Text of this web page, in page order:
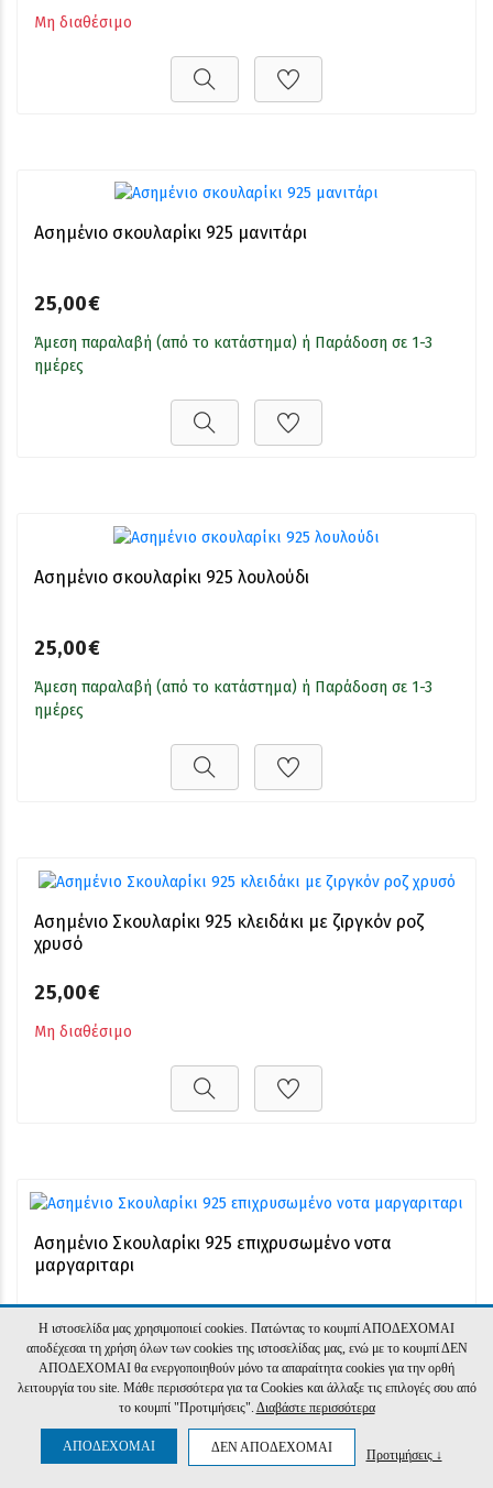
Μη διαθέσιμο
Ασημένιο σκουλαρίκι 925 μανιτάρι
25,00€
Άμεση παραλαβή (από το κατάστημα) ή Παράδοση σε 1-3
ημέρες
Ασημένιο σκουλαρίκι 925 λουλούδι
25,00€
Άμεση παραλαβή (από το κατάστημα) ή Παράδοση σε 1-3
ημέρες
Ασημένιο Σκουλαρίκι 925 κλειδάκι με ζιργκόν ροζ
χρυσό
25,00€
Μη διαθέσιμο
Ασημένιο Σκουλαρίκι 925 επιχρυσωμένο νοτα
μαργαριταρι
25,00€
Μη διαθέσιμο
Η ιστοσελίδα μας χρησιμοποιεί cookies. Πατώντας το κουμπί ΑΠΟΔΕΧΟΜΑΙ
αποδέχεσαι τη χρήση όλων των cookies της ιστοσελίδας μας, ενώ με το κουμπί ΔΕΝ
ΑΠΟΔΕΧΟΜΑΙ θα ενεργοποιηθούν μόνο τα απαραίτητα cookies για την ορθή
λειτουργία του site. Μάθε περισσότερα για τα Cookies και άλλαξε τις επιλογές σου από
το κουμπί "Προτιμήσεις". Διαβάστε περισσότερα
ΑΠΟΔΕΧΟΜΑΙ ΔΕΝ ΑΠΟΔΕΧΟΜΑΙ Προτιμήσεις ↓